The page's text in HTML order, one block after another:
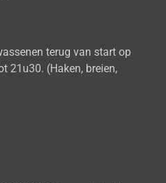
terug van start op
21u30. (Haken, breien,